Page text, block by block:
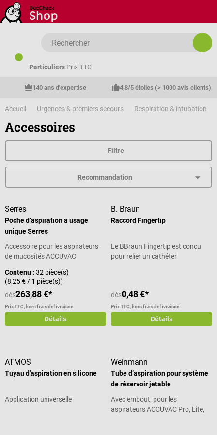
Passer au contenu principal
Particuliers Prix TTC
140 ans d'expertise 4,8/5 étoiles (> 1000 avis clients)
Accueil Urgences & premiers secours Respiration & intubation
Accessoires
Filtre
Serres
Poche d‘aspiration à usage
unique Serres
Accessoire pour les aspirateurs
de mucosités ACCUVAC
Contenu : 32 pièce(s)
(8,25 € / 1 pièce(s))
dès263,88 €*
Prix TTC, hors frais de livraison
Détails
B. Braun
Raccord Fingertip
Le BBraun Fingertip est conçu
pour relier un cathéter
densité et une fiabilité maximales
pour l'aspiration intermittente.
Chaque Finger-Tip est emballé
individuellement et, en tant que
particulièrement hygiénique en
coup d'œil Fingertip pour cathéter
d'aspiration pour l'aspiration
intermittente Aspiration propre
de liquides corporels et de
dès0,48 €*
Prix TTC, hors frais de livraison
Détails
ATMOS
Tuyau d'aspiration en silicone
Application universelle
Weinmann
Tube d’aspiration pour système
de réservoir jetable
Avec embout, pour les
aspirateurs ACCUVAC Pro, Lite,